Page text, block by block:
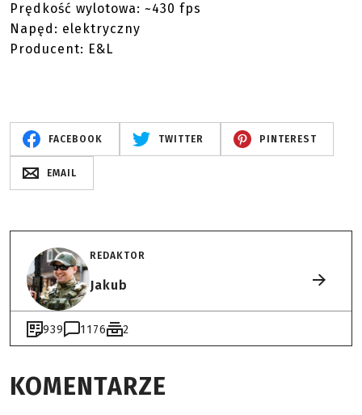
Prędkość wylotowa: ~430 fps
Napęd: elektryczny
Producent: E&L
FACEBOOK TWITTER PINTEREST
EMAIL
REDAKTOR
Jakub
939 1176 2
KOMENTARZE